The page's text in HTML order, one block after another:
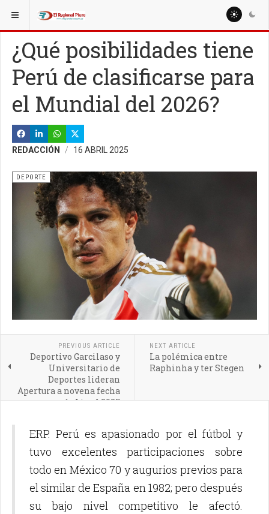
ESTÁ AQUÍ: MISCELANEAS
¿Qué posibilidades tiene
Perú de clasificarse para
el Mundial del 2026?
REDACCIÓN 16 ABRIL 2025
DEPORTE
PREVIOUS ARTICLE
Deportivo Garcilaso y
Universitario de
Deportes lideran
Apertura a novena fecha
de Liga 1 2025
NEXT ARTICLE
La polémica entre
Raphinha y ter Stegen
ERP. Perú es apasionado por el fútbol y
tuvo excelentes participaciones sobre
todo en México 70 y augurios previos para
el similar de España en 1982; pero después
su bajo nivel competitivo le afectó.